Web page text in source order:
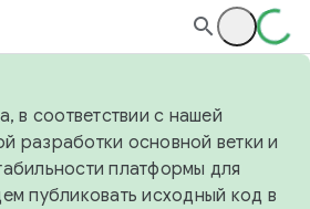
в соответствии с нашей
разработки основной ветки и
платформы для
публиковать исходный код в